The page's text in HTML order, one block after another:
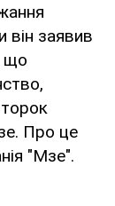
він заявив
що
Про це
"Мзе".